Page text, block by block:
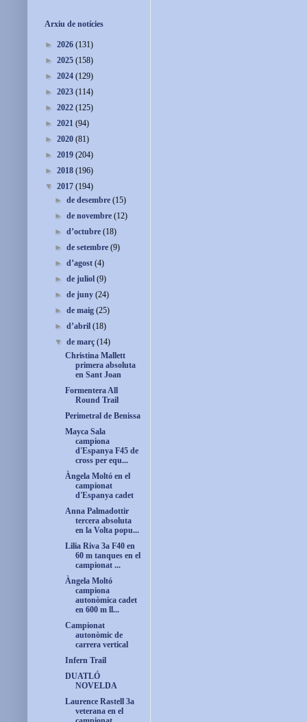
Arxiu de notícies
► 2026 (131)
► 2025 (158)
► 2024 (129)
► 2023 (114)
► 2022 (125)
► 2021 (94)
► 2020 (81)
► 2019 (204)
► 2018 (196)
▼ 2017 (194)
►de desembre(15)
►de novembre(12)
►d’octubre(18)
►de setembre(9)
►d’agost(4)
►de juliol(9)
►de juny(24)
►de maig(25)
►d’abril(18)
▼de març(14)
Christina Mallett
primera absoluta
en Sant Joan
Formentera All
Round Trail
Perimetral de Benissa
Mayca Sala
campiona
d'Espanya F45 de
cross per equ...
Àngela Moltó en el
campionat
d'Espanya cadet
Anna Palmadottir
tercera absoluta
en la Volta popu...
Lilia Riva 3a F40 en
60 m tanques en el
campionat ...
Àngela Moltó
campiona
autonòmica cadet
en 600 m ll...
Campionat
autonòmic de
carrera vertical
Infern Trail
DUATLÓ
NOVELDA
Laurence Rastell 3a
veterana en el